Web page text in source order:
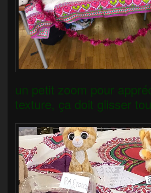
un petit zoom pour
texture, ça doit glisser